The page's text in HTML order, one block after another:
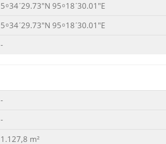
5 ͦ 34ʹ29.73"N 95 ͦ 18ʹ30.01"E
5 ͦ 34ʹ29.73"N 95 ͦ 18ʹ30.01"E
-
-
-
1.127,8 m²